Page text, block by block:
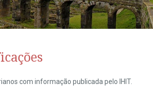
com informação publicada pelo IHIT.